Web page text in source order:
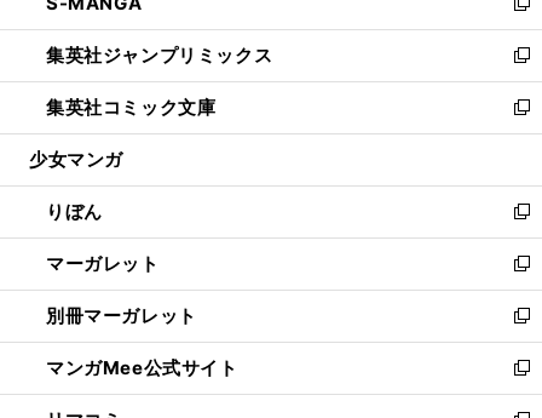
開
く
ド
ウ
で
開
く
ィ
ン
ド
ウ
で
開
い
ウ
ィ
ン
ド
ウ
開
く
新
し
い
ウ
ィ
ン
ウ
で
開
く
集英社ジャンプリミックス
新
し
い
ウ
ン
ド
ウ
で
開
く
集英社コミック文庫
新
し
ウ
ィ
ン
ド
ウ
で
開
く
少女マンガ
りぼん
新
し
い
ウ
ィ
ン
ド
ウ
マーガレット
新
し
い
ウ
ィ
ン
別冊マーガレット
新
し
い
ウ
マンガMee公式サイト
新
し